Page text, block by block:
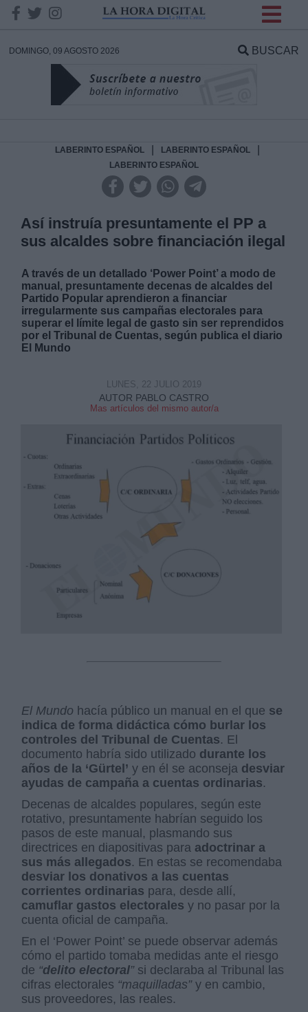
DOMINGO, 09 AGOSTO 2026 BUSCAR
LABERINTO ESPAÑOL LABERINTO ESPAÑOL
LABERINTO ESPAÑOL
Así instruía presuntamente el PP a
sus alcaldes sobre financiación ilegal
A través de un detallado ‘Power Point’ a modo de
manual, presuntamente decenas de alcaldes del
Partido Popular aprendieron a financiar
irregularmente sus campañas electorales para
superar el límite legal de gasto sin ser reprendidos
por el Tribunal de Cuentas, según publica el diario
El Mundo
AUTOR PABLO CASTRO
Mas artículos del mismo autor/a
LUNES, 22 JULIO 2019
El Mundo hacía público un manual en el que se
indica de forma didáctica cómo burlar los
controles del Tribunal de Cuentas. El
documento habría sido utilizado durante los
años de la ‘Gürtel’ y en él se aconseja desviar
ayudas de campaña a cuentas ordinarias.
Decenas de alcaldes populares, según este
rotativo, presuntamente habrían seguido los
pasos de este manual, plasmando sus
directrices en diapositivas para adoctrinar a
sus más allegados. En estas se recomendaba
desviar los donativos a las cuentas
corrientes ordinarias para, desde allí,
camuflar gastos electorales y no pasar por la
cuenta oficial de campaña.
En el ‘Power Point’ se puede observar además
cómo el partido tomaba medidas ante el riesgo
de “delito electoral”si declaraba al Tribunal las
cifras electorales “maquilladas”y en cambio,
sus proveedores, las reales.
DATOS
Responsable:
Destinatarios:
link
Información adicional
link